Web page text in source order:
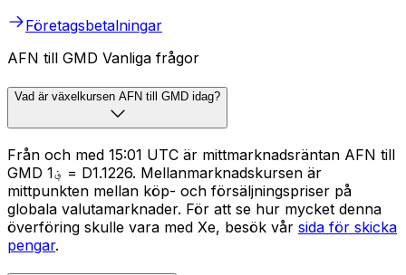
Företagsbetalningar
AFN till GMD Vanliga frågor
Vad är växelkursen AFN till GMD idag?
Från och med 15:01 UTC är mittmarknadsräntan AFN till
GMD ؋1 = D1.1226. Mellanmarknadskursen är
mittpunkten mellan köp- och försäljningspriser på
globala valutamarknader. För att se hur mycket denna
överföring skulle vara med Xe, besök vår sida för skicka
pengar.